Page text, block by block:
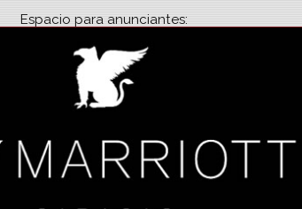
Espacio para anunciantes: